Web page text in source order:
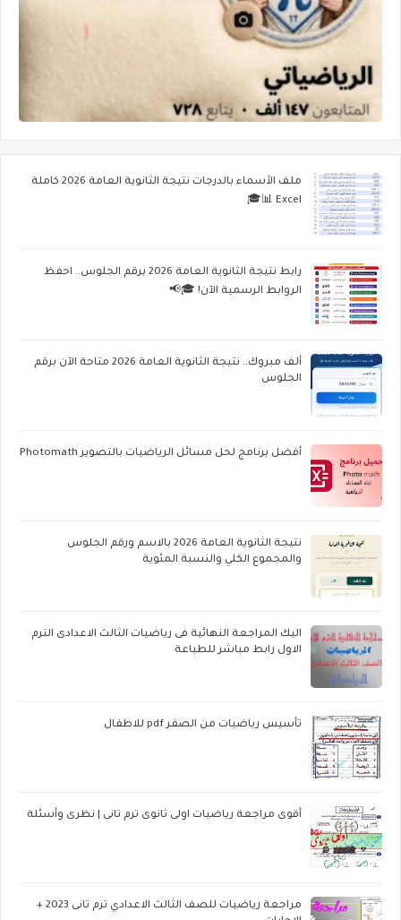
ملف الأسماء بالدرجات نتيجة الثانوية العامة 2026 كاملة
Excel 📊🎓
رابط نتيجة الثانوية العامة 2026 برقم الجلوس.. احفظ
الروابط الرسمية الآن! 🎓📢
ألف مبروك.. نتيجة الثانوية العامة 2026 متاحة الآن برقم
الجلوس
أفضل برنامج لحل مسائل الرياضيات بالتصوير Photomath
نتيجة الثانوية العامة 2026 بالاسم ورقم الجلوس
والمجموع الكلي والنسبة المئوية
اليك المراجعة النهائية فى رياضيات الثالث الاعدادى الترم
الاول رابط مباشر للطباعة
تأسيس رياضيات من الصفر pdf للاطفال
أقوى مراجعة رياضيات اولى ثانوى ترم تانى | نظرى وأسئلة
مراجعة رياضيات للصف الثالث الاعدادي ترم تانى 2023 +